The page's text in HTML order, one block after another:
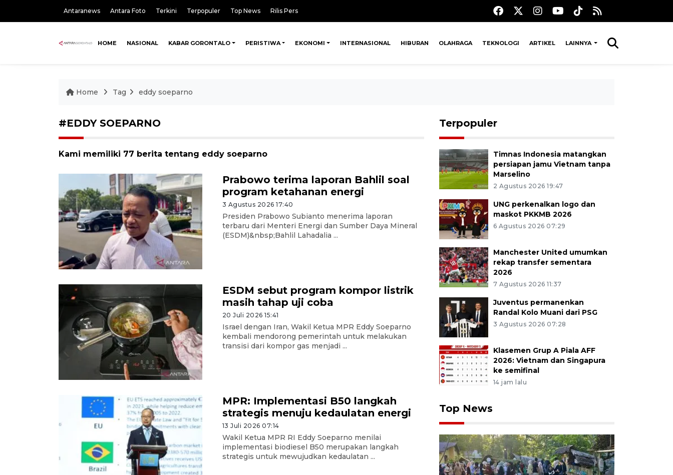
Antaranews Antara Foto Terkini Terpopuler Top News Rilis Pers
HOME NASIONAL KABAR GORONTALO PERISTIWA EKONOMI INTERNASIONAL HIBURAN OLAHRAGA TEKNOLOGI ARTIKEL LAINNYA
Home Tag eddy soeparno
#EDDY SOEPARNO
Kami memiliki 77 berita tentang eddy soeparno
Prabowo terima laporan Bahlil soal
program ketahanan energi
3 Agustus 2026 17:40
Presiden Prabowo Subianto menerima laporan
terbaru dari Menteri Energi dan Sumber Daya Mineral
(ESDM)&nbsp;Bahlil Lahadalia ...
ESDM sebut program kompor listrik
masih tahap uji coba
20 Juli 2026 15:41
Israel dengan Iran, Wakil Ketua MPR Eddy Soeparno
kembali mendorong pemerintah untuk melakukan
transisi dari kompor gas menjadi ...
MPR: Implementasi B50 langkah
strategis menuju kedaulatan energi
13 Juli 2026 07:14
Wakil Ketua MPR RI Eddy Soeparno menilai
implementasi biodiesel B50 merupakan langkah
strategis untuk mewujudkan kedaulatan ...
Terpopuler
Timnas Indonesia matangkan
persiapan jamu Vietnam tanpa
Marselino
2 Agustus 2026 19:47
UNG perkenalkan logo dan
maskot PKKMB 2026
6 Agustus 2026 07:29
Manchester United umumkan
rekap transfer sementara
2026
7 Agustus 2026 11:37
Juventus permanenkan
Randal Kolo Muani dari PSG
3 Agustus 2026 07:28
Klasemen Grup A Piala AFF
2026: Vietnam dan Singapura
ke semifinal
14 jam lalu
Top News